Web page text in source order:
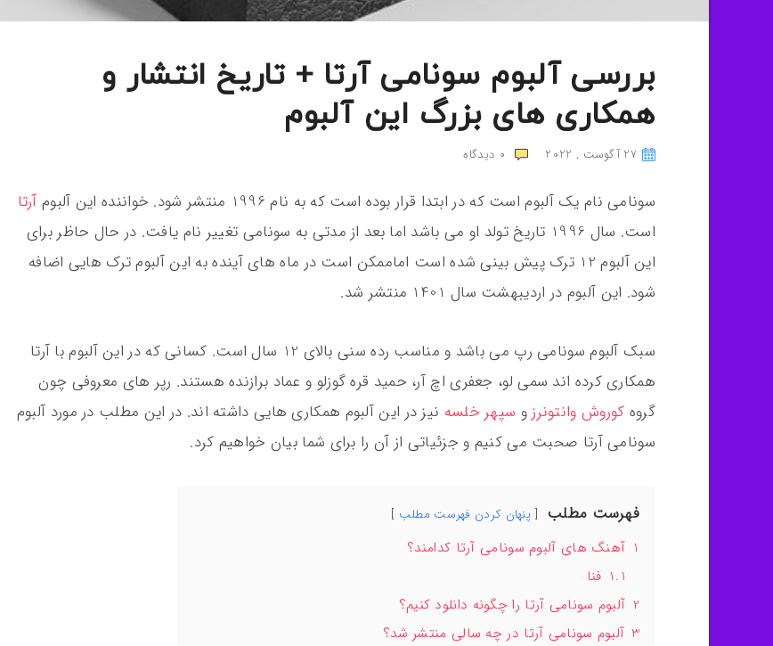
بررسی آلبوم سونامی آرتا + تاریخ انتشار و
همکاری های بزرگ این آلبوم
27 آگوست , 2022 0 دیدگاه
سونامی نام یک آلبوم است که در ابتدا قرار بوده است که به نام 1996 منتشر شود. خواننده این آلبوم
آرتا
است. سال 1996 تاریخ تولد او می باشد اما بعد از مدتی به سونامی تغییر نام یافت. در حال حاظر برای
این آلبوم 12 ترک پیش بینی شده است اماممکن است در ماه های آینده به این آلبوم ترک هایی اضافه
شود. این آلبوم در اردیبهشت سال 1401 منتشر شد.
سبک آلبوم سونامی رپ می باشد و مناسب رده سنی بالای 12 سال است. کسانی که در این آلبوم با آرتا
همکاری کرده اند سمی لو، جعفری اچ آر، حمید قره گوزلو و عماد برازنده هستند. رپر های معروفی چون
گروه کوروش وانتونرزو سپهر خلسه نیز در این آلبوم همکاری هایی داشته اند. در این مطلب در مورد آلبوم
سونامی آرتا صحبت می کنیم و جزئیاتی از آن را برای شما بیان خواهیم کرد.
فهرست مطلب پنهان کردن فهرست مطلب
1 آهنگ های آلبوم سونامی آرتا کدامند؟
1.1 فنا
2 آلبوم سونامی آرتا را چگونه دانلود کنیم؟
3 آلبوم سونامی آرتا در چه سالی منتشر شد؟